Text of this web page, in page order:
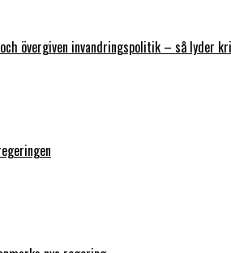
övergiven invandringspolitik – så lyder